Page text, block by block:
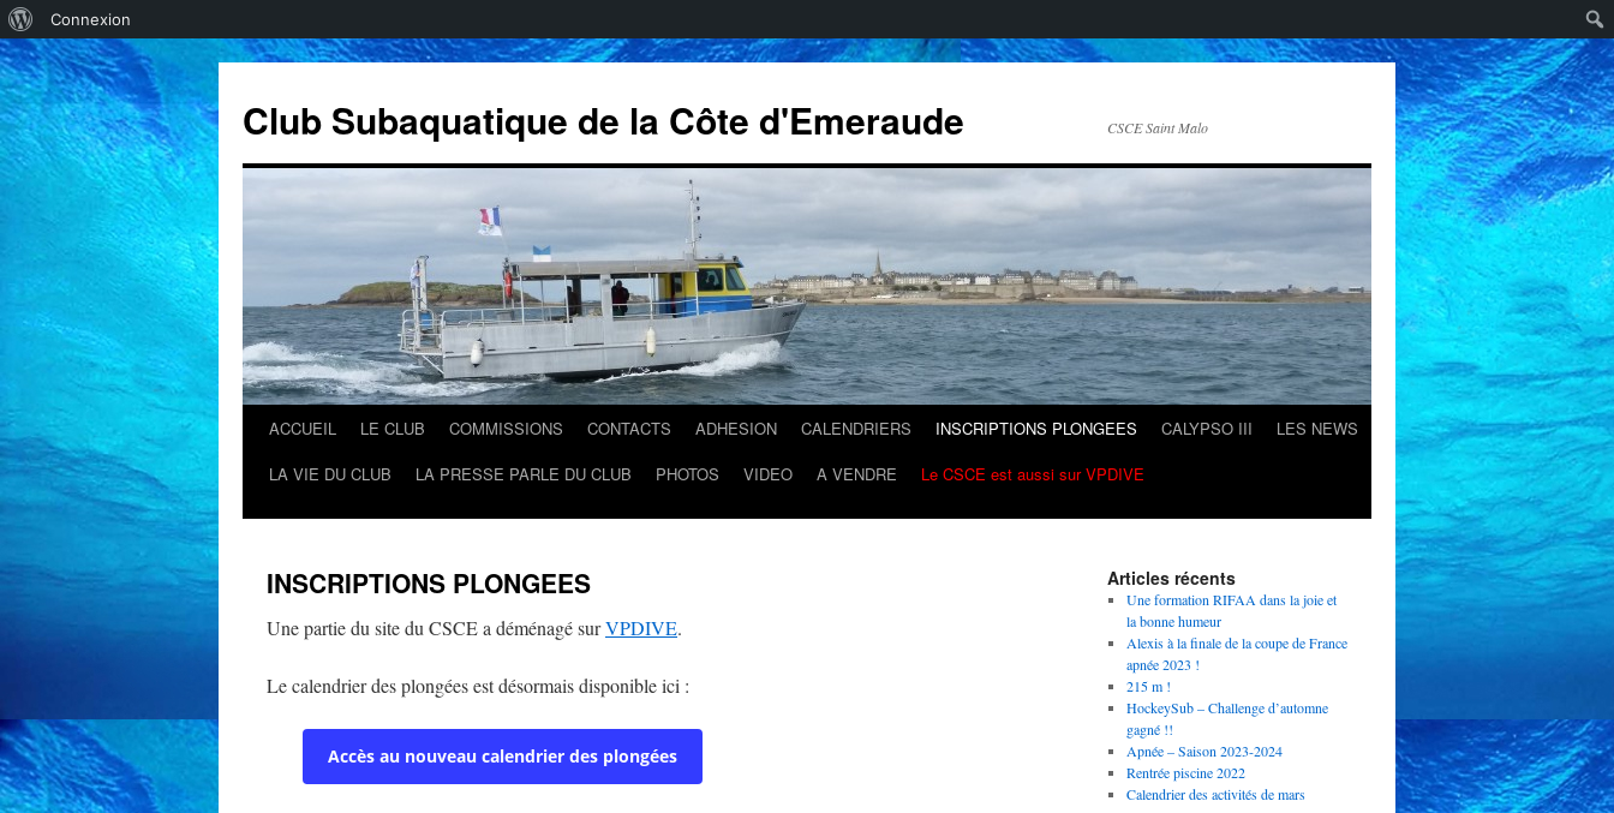
propos
de
WordPress
Connexion
Club Subaquatique de la Côte d'Emeraude CSCE Saint Malo
Aller
contenu
ACCUEIL LE CLUB COMMISSIONS CONTACTS ADHESION CALENDRIERS INSCRIPTIONS PLONGEES CALYPSO III
LES NEWS
LA VIE DU CLUB
LA PRESSE PARLE DU CLUB PHOTOS VIDEO A VENDRE Le CSCE est aussi sur VPDIVE
INSCRIPTIONS PLONGEES
Une partie du site du CSCE a déménagé surVPDIVE.
Le calendrier des plongées est désormais disponible ici :
Accès au nouveau calendrier des plongées
Articles récents
Une formation RIFAA dans la joie et
la bonne humeur
Alexis à la finale de la coupe de France
apnée 2023 !
215 m !
HockeySub – Challenge d’automne
gagné !!
Apnée – Saison 2023-2024
Rentrée piscine 2022
Calendrier des activités de mars